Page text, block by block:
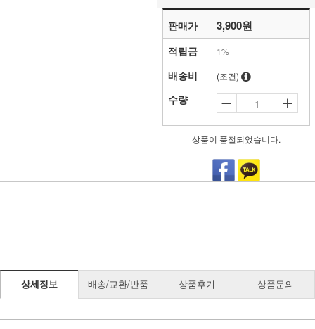
판매가 3,900원
적립금 1%
배송비 (조건)
수량
상품이 품절되었습니다.
상세정보 배송/교환/반품 상품후기 상품문의